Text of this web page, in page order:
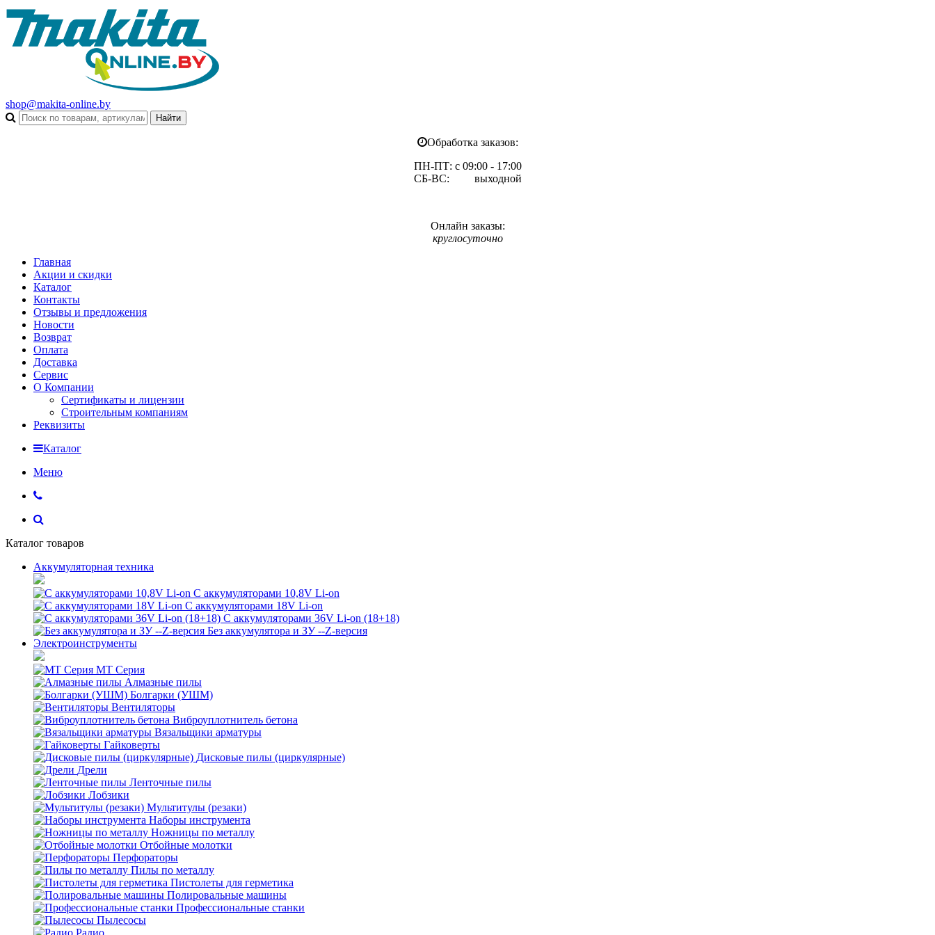
shop@makita-online.by
Обработка заказов:
ПН-ПТ: с 09:00 - 17:00
СБ-ВС: выходной
Онлайн заказы:
круглосуточно
Главная
Акции и скидки
Каталог
Контакты
Отзывы и предложения
Новости
Возврат
Оплата
Доставка
Сервис
О Компании
Сертификаты и лицензии
Строительным компаниям
Реквизиты
Каталог
Меню
Каталог товаров
Аккумуляторная техника
С аккумуляторами 10,8V Li-on
С аккумуляторами 18V Li-on
С аккумуляторами 36V Li-on (18+18)
Без аккумулятора и ЗУ --Z-версия
Электроинструменты
MT Серия
Алмазные пилы
Болгарки (УШМ)
Вентиляторы
Виброуплотнитель бетона
Вязальщики арматуры
Гайковерты
Дисковые пилы (циркулярные)
Дрели
Ленточные пилы
Лобзики
Мультитулы (резаки)
Наборы инструмента
Ножницы по металлу
Отбойные молотки
Перфораторы
Пилы по металлу
Пистолеты для герметика
Полировальные машины
Профессиональные станки
Пылесосы
Радио